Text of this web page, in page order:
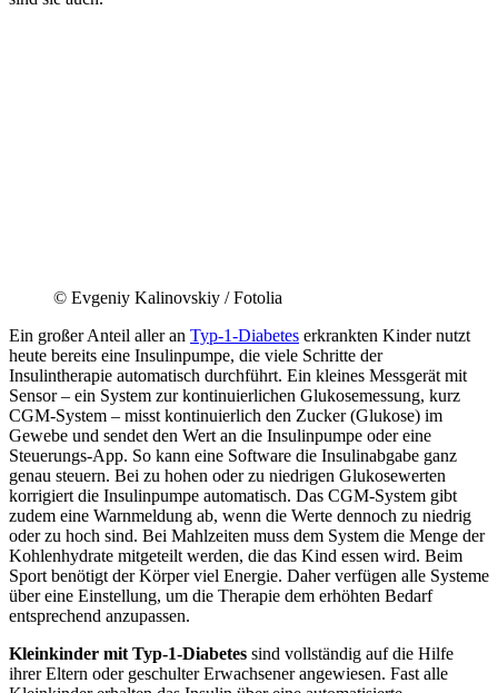
© Evgeniy Kalinovskiy / Fotolia
Ein großer Anteil aller an Typ-1-Diabetes erkrankten Kinder nutzt
heute bereits eine Insulinpumpe, die viele Schritte der
Insulintherapie automatisch durchführt. Ein kleines Messgerät mit
Sensor – ein System zur kontinuierlichen Glukosemessung, kurz
CGM-System – misst kontinuierlich den Zucker (Glukose) im
Gewebe und sendet den Wert an die Insulinpumpe oder eine
Steuerungs-App. So kann eine Software die Insulinabgabe ganz
genau steuern. Bei zu hohen oder zu niedrigen Glukosewerten
korrigiert die Insulinpumpe automatisch. Das CGM-System gibt
zudem eine Warnmeldung ab, wenn die Werte dennoch zu niedrig
oder zu hoch sind. Bei Mahlzeiten muss dem System die Menge der
Kohlenhydrate mitgeteilt werden, die das Kind essen wird. Beim
Sport benötigt der Körper viel Energie. Daher verfügen alle Systeme
über eine Einstellung, um die Therapie dem erhöhten Bedarf
entsprechend anzupassen.
Kleinkinder mit Typ-1-Diabetes sind vollständig auf die Hilfe
ihrer Eltern oder geschulter Erwachsener angewiesen. Fast alle